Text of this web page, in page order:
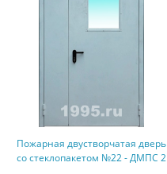
Пожарная двустворчатая дверь
со стеклопакетом №22 - ДМПС 2